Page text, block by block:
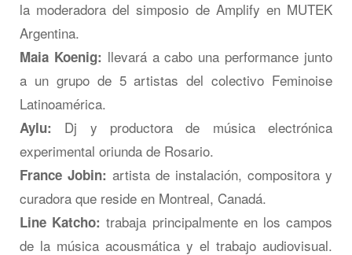
la moderadora del simposio de Amplify en MUTEK
Argentina.
Maia Koenig: llevará a cabo una performance junto
a un grupo de 5 artistas del colectivo Feminoise
Latinoamérica.
Aylu:
Dj y productora de música electrónica
experimental oriunda de Rosario.
France Jobin: artista de instalación, compositora y
curadora que reside en Montreal, Canadá.
Line Katcho: trabaja principalmente en los campos
de la música acousmática y el trabajo audiovisual.